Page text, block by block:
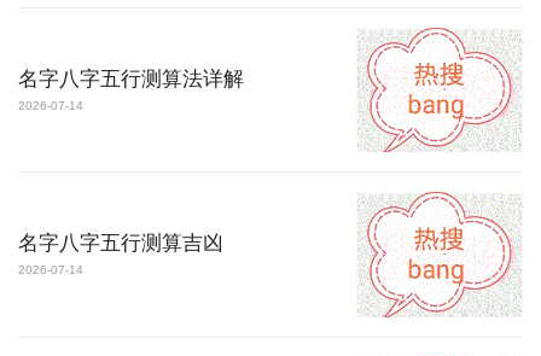
名字八字五行测算法详解
2026-07-14
名字八字五行测算吉凶
2026-07-14